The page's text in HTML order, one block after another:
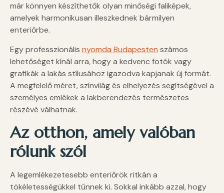
már könnyen készíthetők olyan minőségi faliképek,
amelyek harmonikusan illeszkednek bármilyen
enteriőrbe.
Egy professzionális nyomda Budapesten számos
lehetőséget kínál arra, hogy a kedvenc fotók vagy
grafikák a lakás stílusához igazodva kapjanak új formát.
A megfelelő méret, színvilág és elhelyezés segítségével a
személyes emlékek a lakberendezés természetes
részévé válhatnak.
Az otthon, amely valóban
rólunk szól
A legemlékezetesebb enteriőrök ritkán a
tökéletességükkel tűnnek ki. Sokkal inkább azzal, hogy